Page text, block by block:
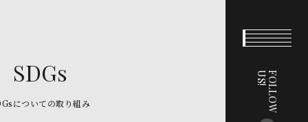
F
O
L
L
O
W
U
S
!
SDGs
についての取り組み